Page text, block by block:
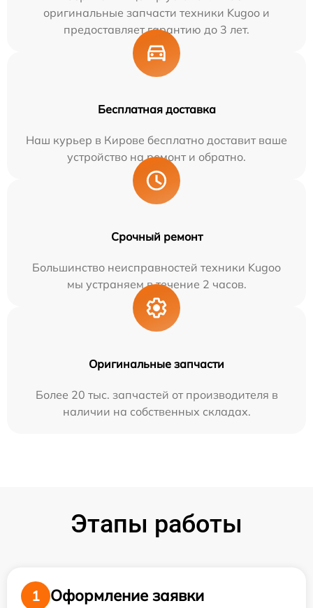
оригинальные запчасти техники Kugoo и
предоставляет гарантию до 3 лет.
Бесплатная доставка
Наш курьер в Кирове бесплатно доставит ваше
устройство на ремонт и обратно.
Срочный ремонт
Большинство неисправностей техники Kugoo
мы устраняем в течение 2 часов.
Оригинальные запчасти
Более 20 тыс. запчастей от производителя в
наличии на собственных складах.
Этапы работы
1
Оформление заявки